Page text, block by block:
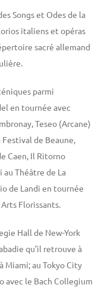
Songs et Odes de la
italiens et opéras
sacré allemand
parmi
en tournée avec
Teseo (Arcane)
Festival de Beaune,
Caen, Il Ritorno
au Théâtre de La
de Landi en tournée
Florissants.
Hall de New-York
qu’il retrouve à
Miami; au Tokyo City
avec le Bach Collegium